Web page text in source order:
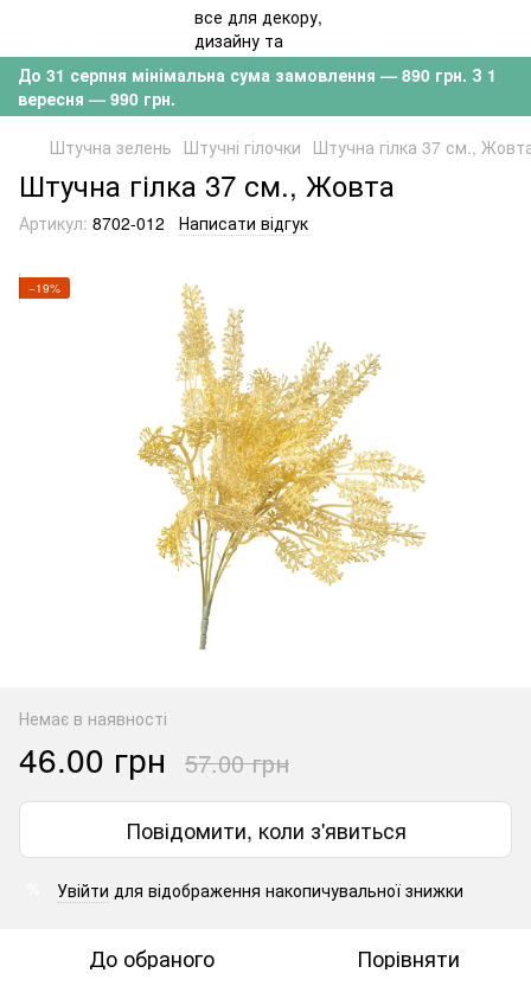
До 31 серпня мінімальна сума замовлення — 890 грн. З 1
вересня — 990 грн.
Штучна зелень Штучні гілочки Штучна гілка 37 см.,
Штучна гілка 37 см., Жовта
Артикул: 8702-012 Написати відгук
−19%
Немає в наявності
46.00 грн 57.00 грн
Повідомити, коли з'явиться
Увійти для відображення накопичувальної знижки
До обраного Порівняти